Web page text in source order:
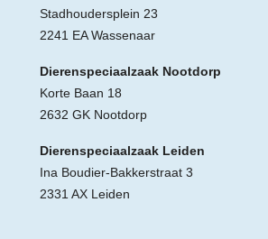
Stadhoudersplein 23
2241 EA Wassenaar
Dierenspeciaalzaak Nootdorp
Korte Baan 18
2632 GK Nootdorp
Dierenspeciaalzaak Leiden
Ina Boudier-Bakkerstraat 3
2331 AX Leiden